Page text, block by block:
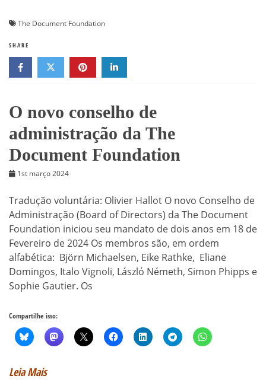
The Document Foundation
SHARE
O novo conselho de
administração da The
Document Foundation
1st março 2024
Tradução voluntária: Olivier Hallot O novo Conselho de
Administração (Board of Directors) da The Document
Foundation iniciou seu mandato de dois anos em 18 de
Fevereiro de 2024 Os membros são, em ordem
alfabética: Björn Michaelsen, Eike Rathke, Eliane
Domingos, Italo Vignoli, László Németh, Simon Phipps e
Sophie Gautier. Os
Compartilhe isso:
Leia Mais